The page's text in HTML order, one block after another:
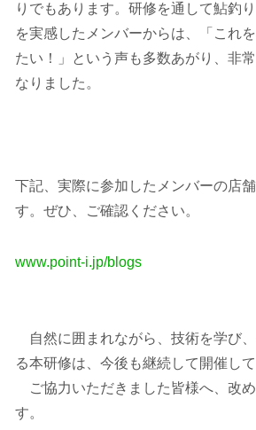
りでもあります。研修を通して鮎釣
を実感したメンバーからは、「これ
たい！」という声も多数あがり、非
なりました。
下記、実際に参加したメンバーの店
す。ぜひ、ご確認ください。
www.point-i.jp/blogs
自然に囲まれながら、技術を学び
る本研修は、今後も継続して開催して
ご協力いただきました皆様へ、改
す。